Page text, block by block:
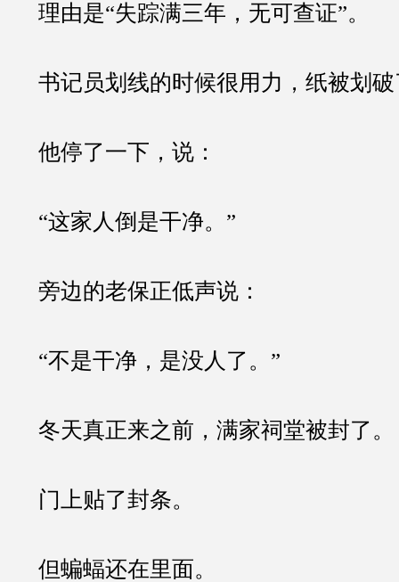
理由是“失踪满三年，无可查证”。
书记员划线的时候很用力，纸被划
他停了一下，说：
“这家人倒是干净。”
旁边的老保正低声说：
“不是干净，是没人了。”
冬天真正来之前，满家祠堂被封了。
门上贴了封条。
但蝙蝠还在里面。